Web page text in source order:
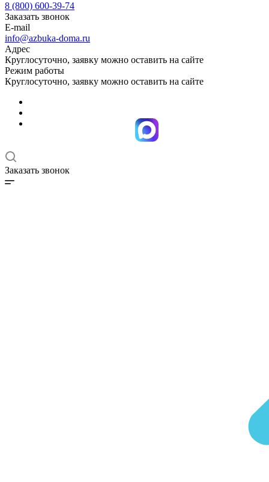
8 (800) 600-39-74
Заказать звонок
E-mail
info@azbuka-doma.ru
Адрес
Круглосуточно, заявку можно оставить на сайте
Режим работы
Круглосуточно, заявку можно оставить на сайте
Заказать звонок